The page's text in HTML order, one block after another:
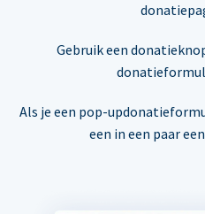
Gebruik een
Als je een pop-
een in een paar